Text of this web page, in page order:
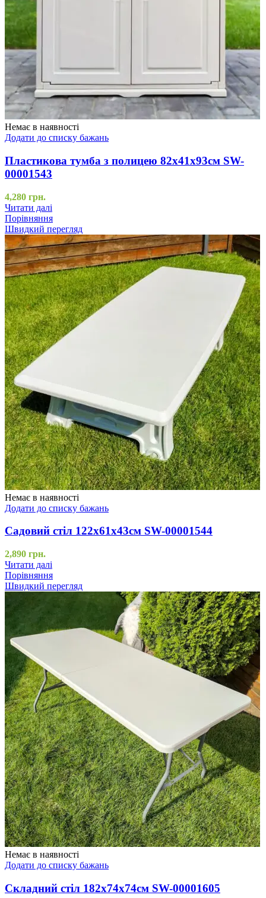
Немає в наявності
Додати до списку бажань
Пластикова тумба з полицею 82х41х93см SW-
00001543
4,280 грн.
Читати далі
Порівняння
Швидкий перегляд
Немає в наявності
Додати до списку бажань
Садовий стіл 122х61х43см SW-00001544
2,890 грн.
Читати далі
Порівняння
Швидкий перегляд
Немає в наявності
Додати до списку бажань
Складний стіл 182х74х74см SW-00001605